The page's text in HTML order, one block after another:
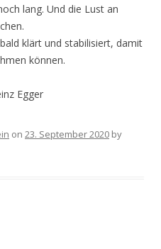
lang. Und die Lust an
klärt und stabilisiert, damit
können.
Egger
on 23. September 2020 by